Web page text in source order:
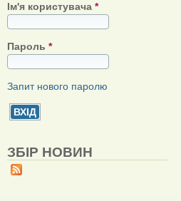
Ім'я користувача *
Пароль *
Запит нового паролю
ЗБІР НОВИН